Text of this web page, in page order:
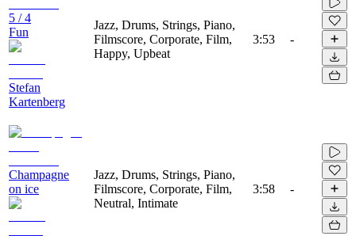
5 / 4
Fun
Stefan
Kartenberg
Jazz, Drums, Strings, Piano,
Filmscore, Corporate, Film,
Happy, Upbeat
3:53 -
Champagne
on ice
Jazz, Drums, Strings, Piano,
Filmscore, Corporate, Film,
Neutral, Intimate
3:58 -